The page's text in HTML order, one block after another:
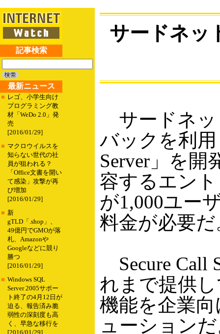
記事検索
最新ニュース
■ レゴ、小学生向け
プログラミング教
材「WeDo 2.0」発
売
[2016/01/29]
■ マクロウイルスを
知らない世代の社
員が狙われる？
「Office文書を開い
て感染」攻撃が再
び増加
[2016/01/29]
■ 新
gTLD「.shop」、
49億円でGMOが落
札、Amazonや
Googleなどに競り
勝つ
[2016/01/29]
■ Windows SQL
Server 2005サポー
ト終了の4月12日が
迫る、報告済み脆
弱性の深刻度も高
く、早急な移行を
[2016/01/29]
サードネッ
サードネッ
バックを利
Server」を開
容するエン
が1,000ユー
料金が必要だ
Secure Call
れまで提供し
機能を企業
ューション